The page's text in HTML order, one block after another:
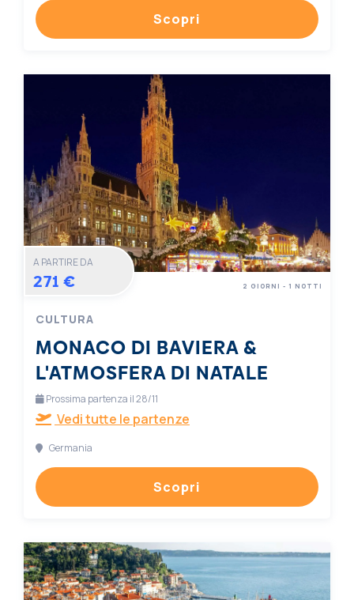
Scopri
A PARTIRE DA
271 €
CULTURA
MONACO DI BAVIERA &
L'ATMOSFERA DI NATALE
2 GIORNI - 1 NOTTI
Prossima partenza il 28/11
Vedi tutte le partenze
Germania
Scopri